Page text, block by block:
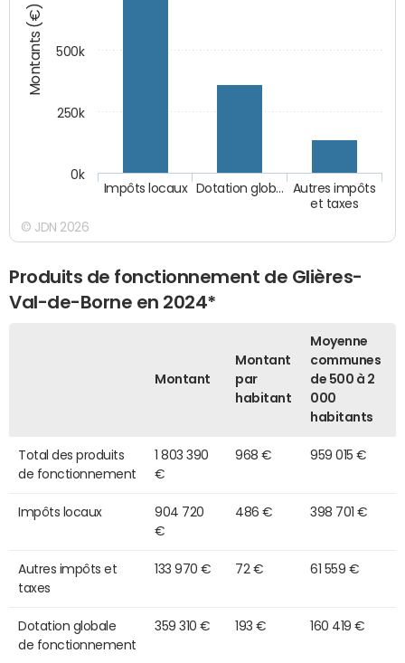
Montants (€)
Autres impôts
et taxes
Dotation glob…
Impôts locaux
0k
250k
500k
© JDN 2026
Produits de fonctionnement de Glières-
Val-de-Borne en 2024*
Montant
Montant
par
habitant
Moyenne
communes
de 500 à 2
000
habitants
Total des produits
de fonctionnement
1 803 390
€
968 € 959 015 €
Impôts locaux
904 720
€
486 € 398 701 €
Autres impôts et
taxes
133 970 € 72 € 61 559 €
Dotation globale
de fonctionnement
359 310 € 193 € 160 419 €